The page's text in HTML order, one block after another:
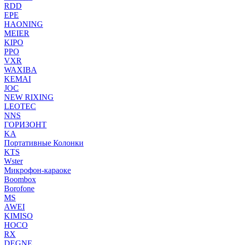
RDD
EPE
HAONING
MEIER
KIPO
PPO
VXR
WAXIBA
KEMAI
JOC
NEW RIXING
LEOTEC
NNS
ГОРИЗОНТ
KA
Портативные Колонки
KTS
Wster
Микрофон-караоке
Boombox
Borofone
MS
AWEI
KIMISO
HOCO
RX
DEGNE